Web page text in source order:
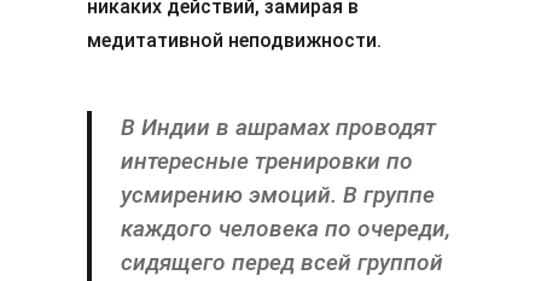
никаких действий, замирая в
медитативной неподвижности.
В Индии в ашрамах проводят
интересные тренировки по
усмирению эмоций. В группе
каждого человека по очереди,
сидящего перед всей группой